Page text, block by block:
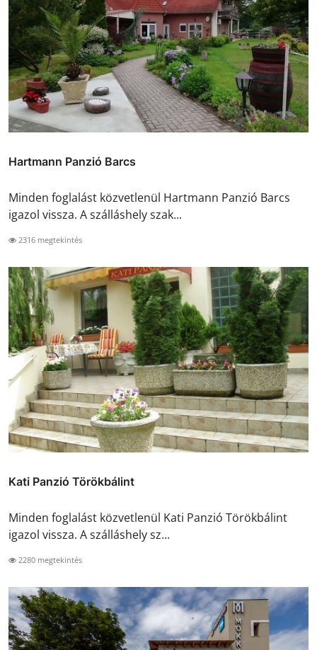
Hartmann Panzió Barcs
Minden foglalást közvetlenül Hartmann Panzió Barcs
igazol vissza. A szálláshely szak...
2316 megtekintés
Kati Panzió Törökbálint
Minden foglalást közvetlenül Kati Panzió Törökbálint
igazol vissza. A szálláshely sz...
2280 megtekintés